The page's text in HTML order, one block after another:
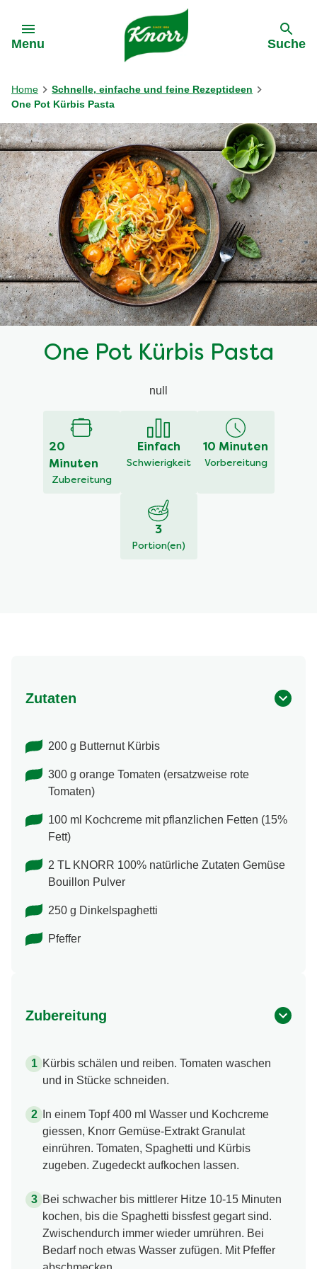
Menu Suche
Home
Schnelle, einfache und feine Rezeptideen
One Pot Kürbis Pasta
One Pot Kürbis Pasta
null
20
Minuten
Zubereitung
Einfach
Schwierigkeit
10 Minuten
Vorbereitung
3
Portion(en)
Zutaten
200 g Butternut Kürbis
300 g orange Tomaten (ersatzweise rote
Tomaten)
100 ml Kochcreme mit pflanzlichen Fetten (15%
Fett)
2 TL KNORR 100% natürliche Zutaten Gemüse
Bouillon Pulver
250 g Dinkelspaghetti
Pfeffer
Zubereitung
Kürbis schälen und reiben. Tomaten waschen
und in Stücke schneiden.
In einem Topf 400 ml Wasser und Kochcreme
giessen, Knorr Gemüse-Extrakt Granulat
einrühren. Tomaten, Spaghetti und Kürbis
zugeben. Zugedeckt aufkochen lassen.
Bei schwacher bis mittlerer Hitze 10-15 Minuten
kochen, bis die Spaghetti bissfest gegart sind.
Zwischendurch immer wieder umrühren. Bei
Bedarf noch etwas Wasser zufügen. Mit Pfeffer